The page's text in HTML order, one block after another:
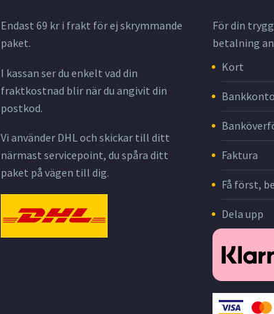
Endast 69 kr i frakt för ej skrymmande
paket.
I kassan ser du enkelt vad din
fraktkostnad blir när du angivit din
postkod.
Vi använder DHL och skickar till ditt
närmast servicepoint, du spåra ditt
paket på vägen till dig.
För din
betalning
Kort
Bankkonto
Faktura
Få först,
Dela upp